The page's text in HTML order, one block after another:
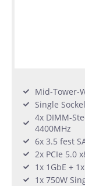
Mid-Tower-
Single
4x DIMM-
4400MHz
6x 3.5 fest
2x PCIe 5.0
1x 1GbE +
1x 750W